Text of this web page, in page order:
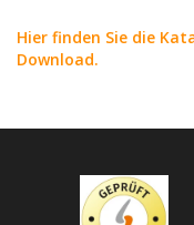
Hier finden Sie die
Download.